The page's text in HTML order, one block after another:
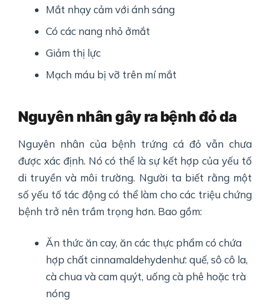
Mắt nhạy cảm với ánh sáng
Có các nang nhỏ ởmắt
Giảm thị lực
Mạch máu bị vỡ trên mí mắt
Nguyên nhân gây ra bệnhđỏ da
Nguyên nhân của bệnh trứng cá đỏ vẫn chưa
được xác định. Nó có thể là sự kết hợp của yếu tố
di truyền và môi trường. Người ta biết rằng một
số yếu tố tác động có thể làm cho các triệu chứng
bệnh trở nên trầm trọng hơn. Bao gồm:
Ăn thức ăn cay, ăn các thực phẩm có chứa
hợp chất cinnamaldehydenhư: quế, sô cô la,
cà chua và cam quýt, uống cà phê hoặc trà
nóng